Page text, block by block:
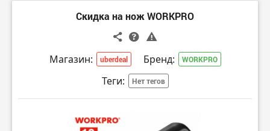
Скидка на нож WORKPRO
Магазин: uberdeal Бренд: WORKPRO
Теги: Нет тегов